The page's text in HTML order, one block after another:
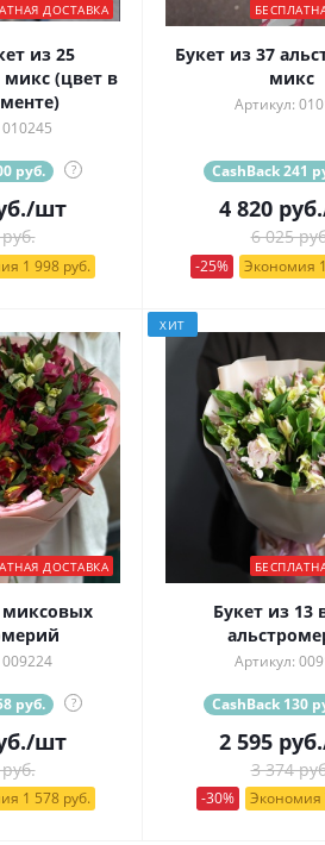
ДОСТАВКА
из 25
(цвет в
руб. ?
/шт
1 998 руб.
Букет из 37
микс
Артикул:
CashBack 241
4 820 руб.
6 025
-25% Экономия
ДОСТАВКА
миксовых
руб. ?
/шт
1 578 руб.
ХИТ
Букет из 13
Артикул:
CashBack 130
2 595 руб.
3 374
-30% Экономия